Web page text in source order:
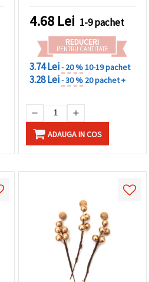
4.68 Lei 1-9 pachet
REDUCERI
PENTRU CANTITATE
3.74 Lei- 20 %10-19 pachet
3.28 Lei- 30 % 20 pachet +
ADAUGA IN COS